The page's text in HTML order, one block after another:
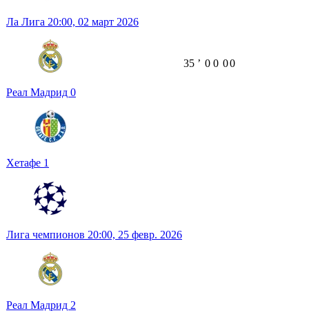
Ла Лига 20:00, 02 март 2026
Реал Мадрид 0
Хетафе 1
35 ʼ 0 0 00
Лига чемпионов 20:00, 25 февр. 2026
Реал Мадрид 2